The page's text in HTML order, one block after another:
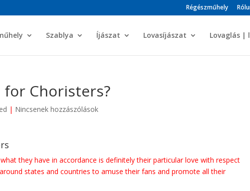
Régészműhely
Szablya Íjászat Lovasíjászat Lovaglás |
for Choristers?
| Nincsenek hozzászólások
they have in accordance is definitely their particular love with respect
states and countries to amuse their fans and promote all their